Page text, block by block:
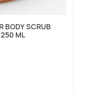
BODY SCRUB
ML